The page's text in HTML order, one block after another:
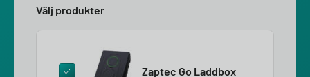
Välj produkter
Zaptec Go Laddbox